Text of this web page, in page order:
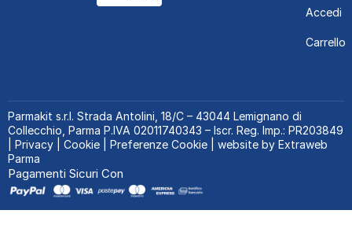
Accedi
Carrello
Parmakit s.r.l. Strada Antolini, 18/C – 43044 Lemignano di
Collecchio, Parma P.IVA 02011740343 – Iscr. Reg. Imp.: PR203849
Privacy Cookie Preferenze Cookie | website by Extraweb
Parma
Pagamenti Sicuri Con